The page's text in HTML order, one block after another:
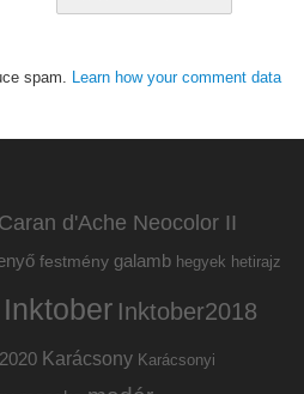
spam. Learn how your comment data
Caran d'Ache Neocolor II
festmény galamb hegyek hetirajz
Inktober Inktober2018
Karácsony Karácsonyi